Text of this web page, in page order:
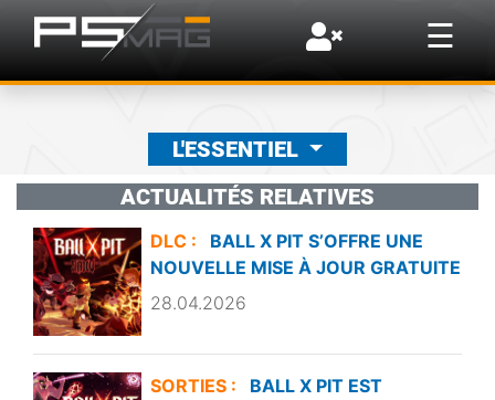
☰
×
L'ESSENTIEL
ACTUALITÉS RELATIVES
DLC :
BALL X PIT S’OFFRE UNE
NOUVELLE MISE À JOUR GRATUITE
28.04.2026
SORTIES :
BALL X PIT EST